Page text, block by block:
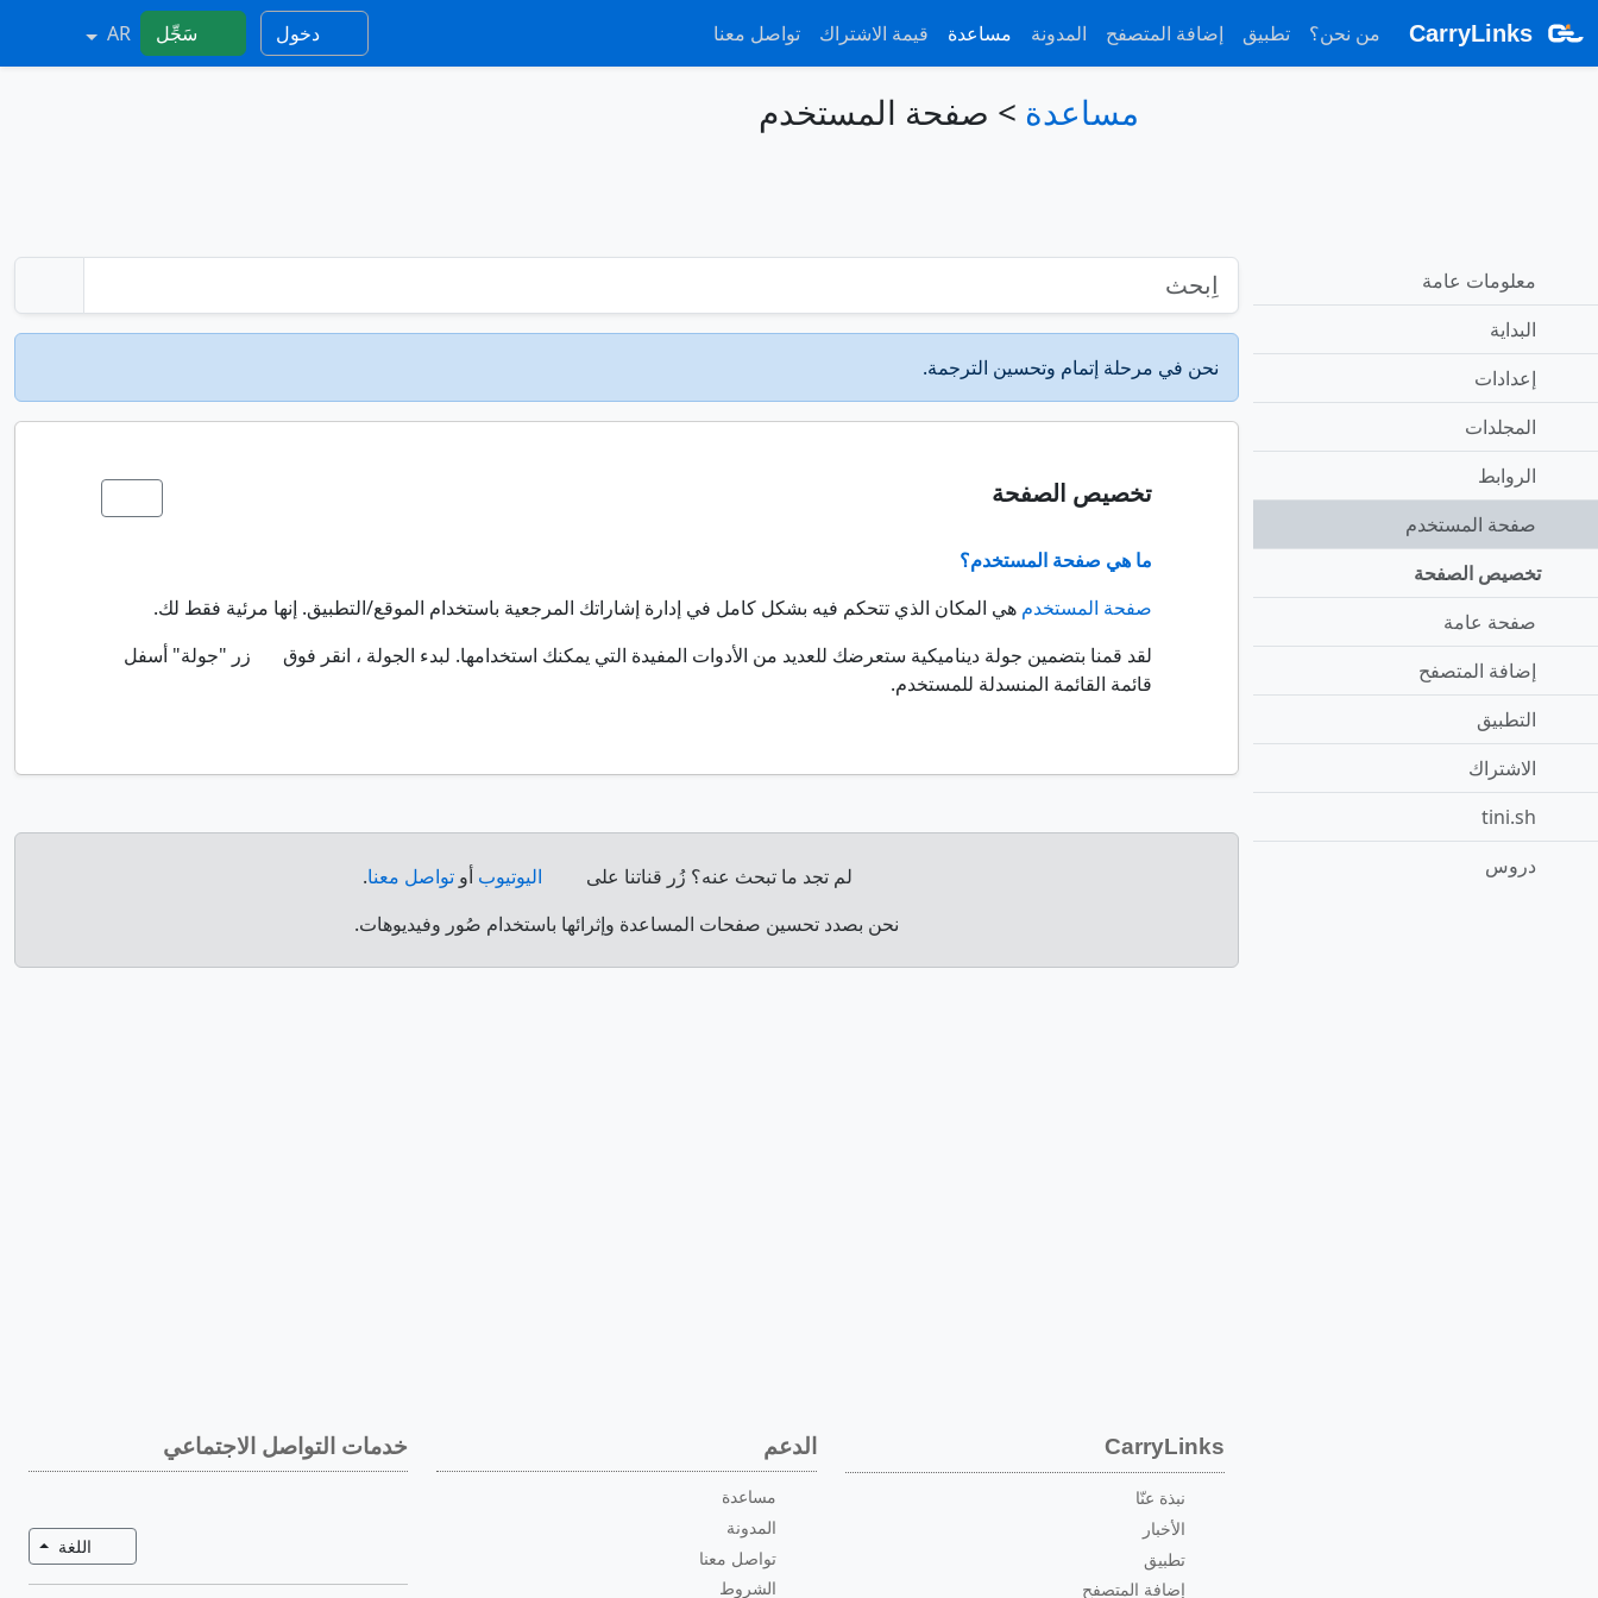
CarryLinks من نحن؟ تطبيق إضافة المتصفح المدونة مساعدة قيمة الاشتراك تواصل معنا دخول سَجِّل AR
معلومات عامة
البداية
إعدادات
المجلدات
الروابط
صفحة المستخدم
تخصيص الصفحة
صفحة عامة
إضافة المتصفح
التطبيق
الاشتراك
tini.sh
دروس
مساعدة > صفحة المستخدم
نحن في مرحلة إتمام وتحسين الترجمة.
تخصيص الصفحة
ما هي صفحة المستخدم؟
صفحة المستخدم هي المكان الذي تتحكم فيه بشكل كامل في إدارة إشاراتك المرجعية باستخدام الموقع/التطبيق. إنها مرئية فقط لك.
لقد قمنا بتضمين جولة ديناميكية ستعرضك للعديد من الأدوات المفيدة التي يمكنك استخدامها. لبدء الجولة ، انقر فوق
زر "جولة" أسفل
قائمة القائمة المنسدلة للمستخدم.
لم تجد ما تبحث عنه؟ زُر قناتنا على اليوتيوب أو تواصل معنا.
نحن بصدد تحسين صفحات المساعدة وإثرائها باستخدام صُور وفيديوهات.
CarryLinks
نبذة عنّا
الأخبار
تطبيق
إضافة المتصفح
الدعم
مساعدة
المدونة
تواصل معنا
الشروط
خدمات التواصل الاجتماعي
تبديل